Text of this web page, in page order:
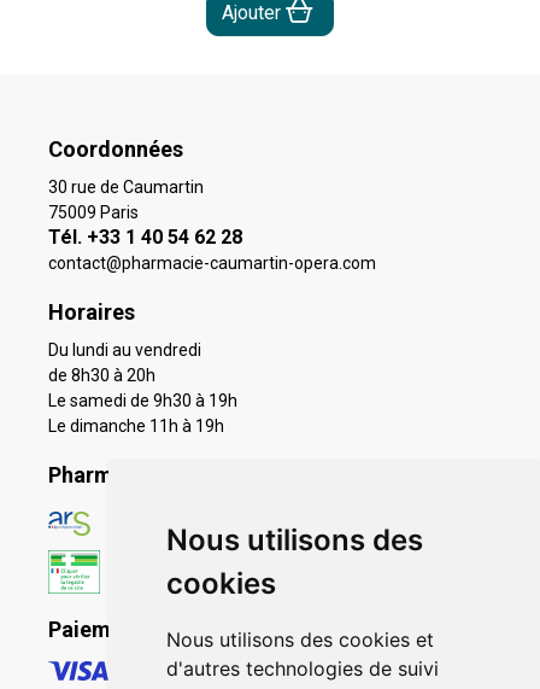
Nous utilisons des
cookies
Nous utilisons des cookies et
d'autres technologies de suivi
Ajouter
Coordonnées
30 rue de Caumartin
75009 Paris
Tél. +33 1 40 54 62 28
contact@pharmacie-caumartin-opera.com
Horaires
Du lundi au vendredi
de 8h30 à 20h
Le samedi de 9h30 à 19h
Le dimanche 11h à 19h
Pharmacie en ligne agréée
Paiement sécurisé